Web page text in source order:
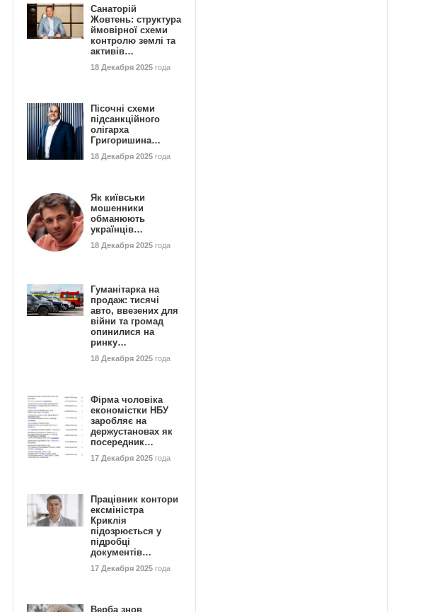
Санаторій
Жовтень: структура
ймовірної схеми
контролю землі та
активів…
18 Декабря 2025 года
Пісочні схеми
підсанкційного
олігарха
Григоришина…
18 Декабря 2025 года
Як київськи
мошенники
обманюють
українців…
18 Декабря 2025 года
Гуманітарка на
продаж: тисячі
авто, ввезених для
війни та громад
опинилися на
ринку…
18 Декабря 2025 года
Фірма чоловіка
економістки НБУ
заробляє на
держустановах як
посередник…
17 Декабря 2025 года
Працівник контори
ексміністра
Криклія
підозрюється у
підробці
документів…
17 Декабря 2025 года
Верба знов